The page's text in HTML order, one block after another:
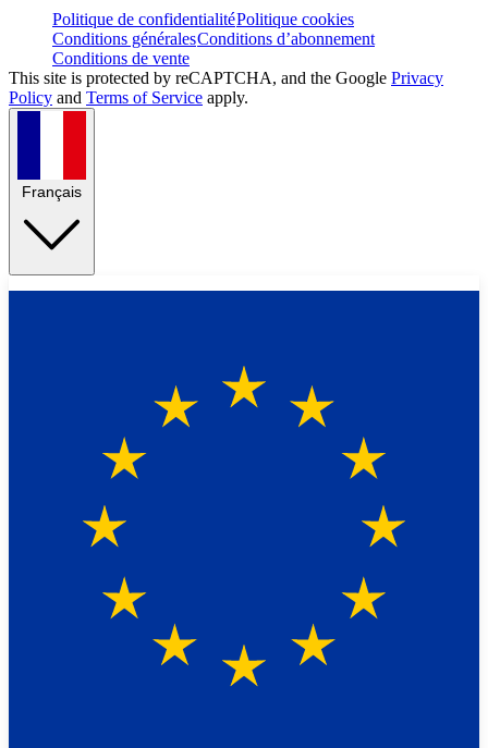
Politique de confidentialitéPolitique cookies
Conditions généralesConditions d’abonnement
Conditions de vente
This site is protected by reCAPTCHA, and the Google Privacy
Policy and Terms of Service apply.
Français